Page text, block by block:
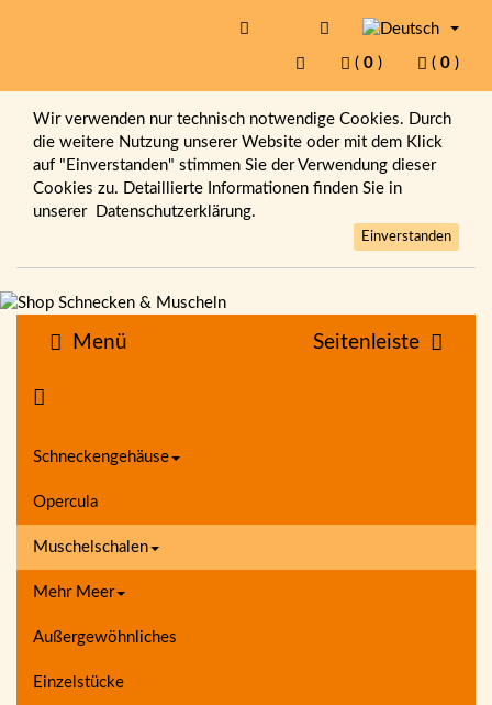
( 0 ) ( 0 )
Wir verwenden nur technisch notwendige Cookies. Durch
die weitere Nutzung unserer Website oder mit dem Klick
auf "Einverstanden" stimmen Sie der Verwendung dieser
Cookies zu. Detaillierte Informationen finden Sie in
unserer Datenschutzerklärung.
Einverstanden
Menü Seitenleiste
Schneckengehäuse
Opercula
Muschelschalen
Mehr Meer
Außergewöhnliches
Einzelstücke